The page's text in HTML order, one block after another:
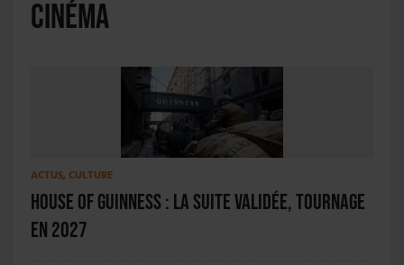
cinéma
ACTUS, CULTURE
House of Guinness : la suite validée, tournage
en 2027